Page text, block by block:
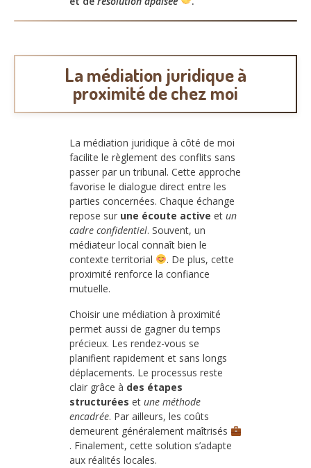
La médiation juridique à
proximité de chez moi
La médiation juridique à côté de moi
facilite le règlement des conflits sans
passer par un tribunal. Cette approche
favorise le dialogue direct entre les
parties concernées. Chaque échange
repose sur une écoute active et un
cadre confidentiel. Souvent, un
médiateur local connaît bien le
contexte territorial
. De plus, cette
proximité renforce la confiance
mutuelle.
Choisir une médiation à proximité
permet aussi de gagner du temps
précieux. Les rendez-vous se
planifient rapidement et sans longs
déplacements. Le processus reste
clair grâce à des étapes
structurées et une méthode
encadrée. Par ailleurs, les coûts
demeurent généralement maîtrisés
. Finalement, cette solution s’adapte
aux réalités locales.